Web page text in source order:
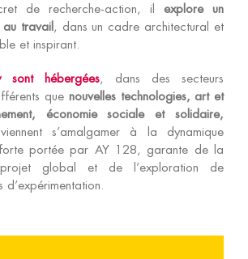
de recherche-action, il explore un
travail , dans un cadre architectural et
et inspirant.
sont hébergées, dans des secteurs
que nouvelles technologies, art et
économie sociale et solidaire,
s’amalgamer à la dynamique
portée par AY 128, garante de la
global et de l’exploration de
d’expérimentation.